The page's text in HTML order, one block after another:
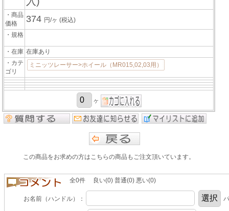
・商品
価格
374 円/ヶ(税込)
・規格
・在庫 在庫あり
・カテ
ゴリ
ミニッツレーサー>ホイール（MR015,02,03用）
ヶ
この商品をお求めの方はこちらの商品もご注文頂いています。
全0件 良い(0) 普通(0) 悪い(0)
お名前（ハンドル）：